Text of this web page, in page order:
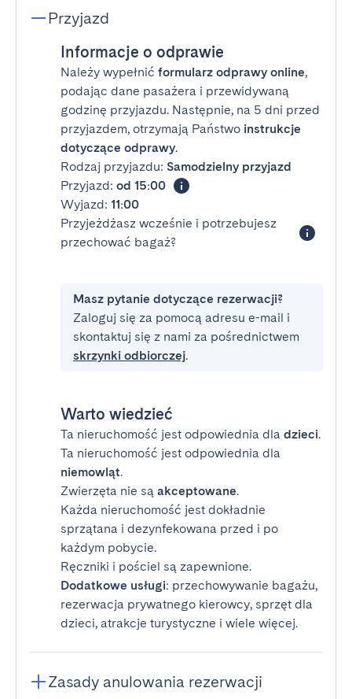
Przyjazd
Informacje o odprawie
Należy wypełnić formularz odprawy online,
podając dane pasażera i przewidywaną
godzinę przyjazdu. Następnie, na 5 dni przed
przyjazdem, otrzymają Państwo instrukcje
dotyczące odprawy.
Rodzaj przyjazdu: Samodzielny przyjazd
Przyjazd: od 15:00
Wyjazd: 11:00
Przyjeżdżasz wcześnie i potrzebujesz
przechować bagaż?
Masz pytanie dotyczące rezerwacji?
Zaloguj się za pomocą adresu e-mail i
skontaktuj się z nami za pośrednictwem
skrzynki odbiorczej.
Warto wiedzieć
Ta nieruchomość jest odpowiednia dla dzieci.
Ta nieruchomość jest odpowiednia dla
niemowląt.
Zwierzęta nie są akceptowane.
Każda nieruchomość jest dokładnie
sprzątana i dezynfekowana przed i po
każdym pobycie.
Ręczniki i pościel są zapewnione.
Dodatkowe usługi: przechowywanie bagażu,
rezerwacja prywatnego kierowcy, sprzęt dla
dzieci, atrakcje turystyczne i wiele więcej.
Zasady anulowania rezerwacji